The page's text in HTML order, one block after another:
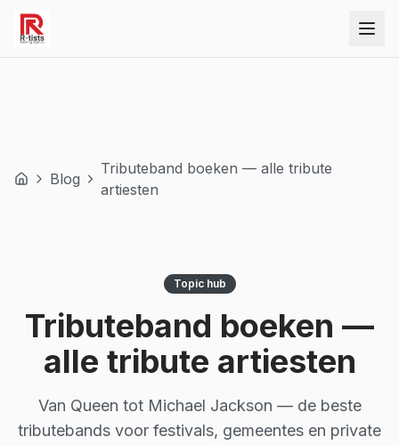
Blog
Tributeband boeken — alle tribute
artiesten
Topic hub
Tributeband boeken —
alle tribute artiesten
Van Queen tot Michael Jackson — de beste
tributebands voor festivals, gemeentes en private